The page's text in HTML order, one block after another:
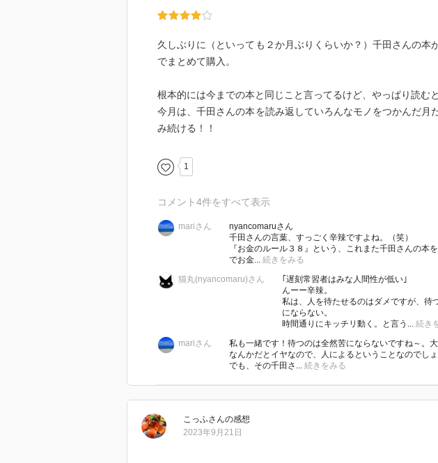
久しぶりに（といっても２か月ぶりくらいか？）千田さんの本
でまとめて購入。
根本的には今までの本と同じこと言ってるけど、やっぱり読む
今月は、千田さんの本を読み返していろんなモノをつかんだ月
み続ける！！
1
コメント4件をすべて表示
mariさん
nyancomaruさん
千田さんの言葉、すっごく辛辣ですよね。（笑）
『お金のルール３８』という、これまた千田さんの本
でお金... 続きをみる
猫丸(nyancomaru)さん
｢遅刻常習者はみな人間性が低い｣
んーー辛辣。
私は、人を待たせるのはダメですが、待
にならない。
時間通りにキッチリ動く。と言う... 続き
mariさん
私も一緒です！待つのは全然苦にならないですね～。
なんかだとイヤなので、人によるということなのでしょ
でも、その千田さ... 続きをみる
こっふさんの感想
2023年9月21日